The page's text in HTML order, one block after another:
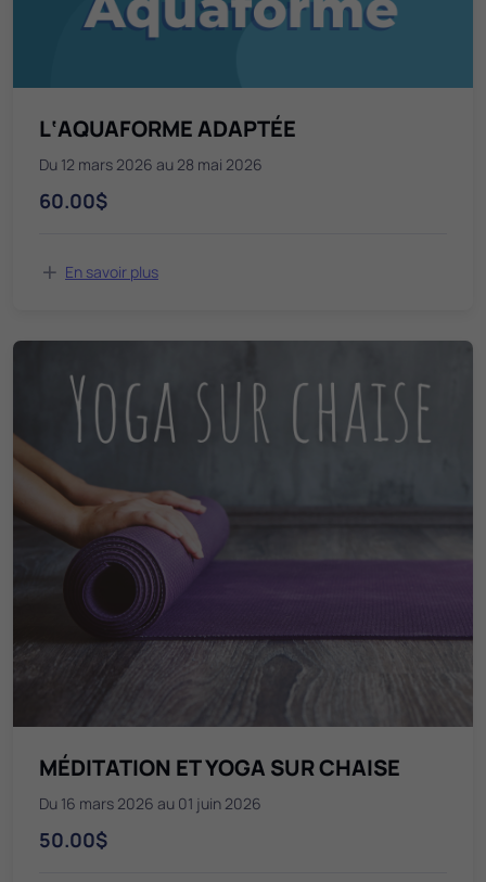
L‘AQUAFORME ADAPTÉE
Du 12 mars 2026 au 28 mai 2026
60.00$
En savoir plus
MÉDITATION ET YOGA SUR CHAISE
Du 16 mars 2026 au 01 juin 2026
50.00$